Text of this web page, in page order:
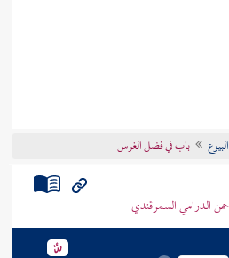
باب في فضل الغرس
الدرامي السمرقندي